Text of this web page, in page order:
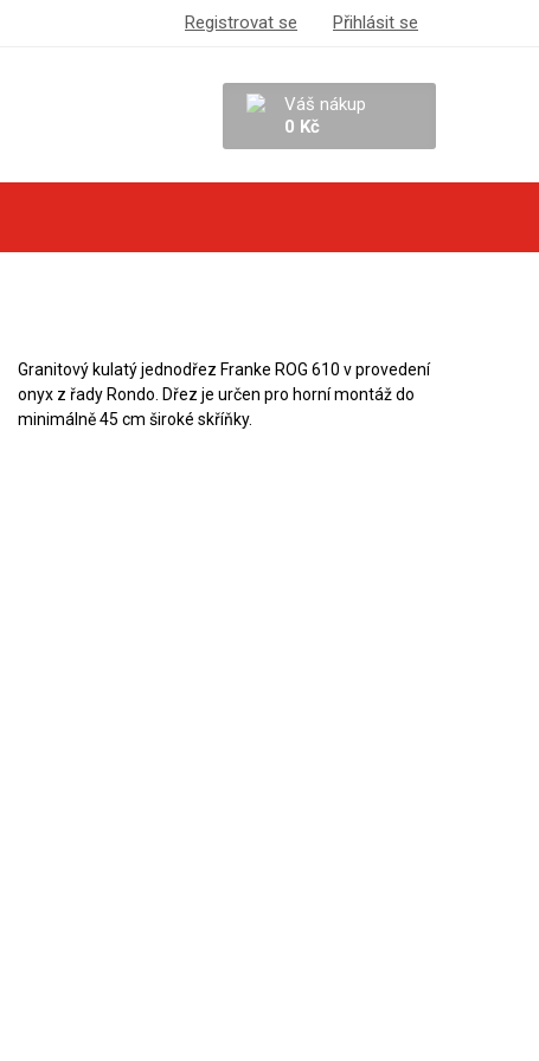
Registrovat se Přihlásit se
Váš nákup
0 Kč
Granitový kulatý jednodřez Franke ROG 610 v provedení
onyx z řady Rondo. Dřez je určen pro horní montáž do
minimálně 45 cm široké skříňky.